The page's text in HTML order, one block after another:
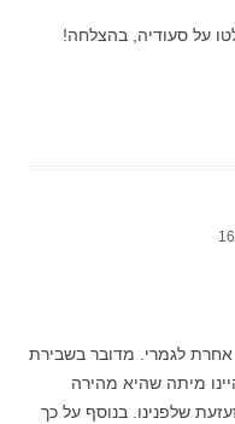
על סעודיה, בהצלחה!
לגמרי. מדובר בשבירת
מיתה שהיא מהירה
שלפנינו. בנוסף על כך